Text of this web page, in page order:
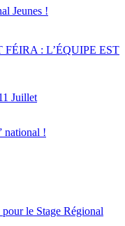
Jeunes !
: L’ÉQUIPE EST
Juillet
national !
le Stage Régional